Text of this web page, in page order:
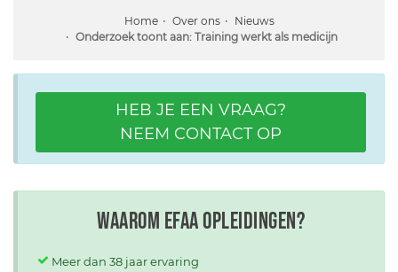
Home Over ons
Nieuws
Onderzoek toont aan: Training werkt als medicijn
HEB JE EEN VRAAG?
NEEM CONTACT OP
Waarom EFAA opleidingen?
Meer dan 38 jaar ervaring